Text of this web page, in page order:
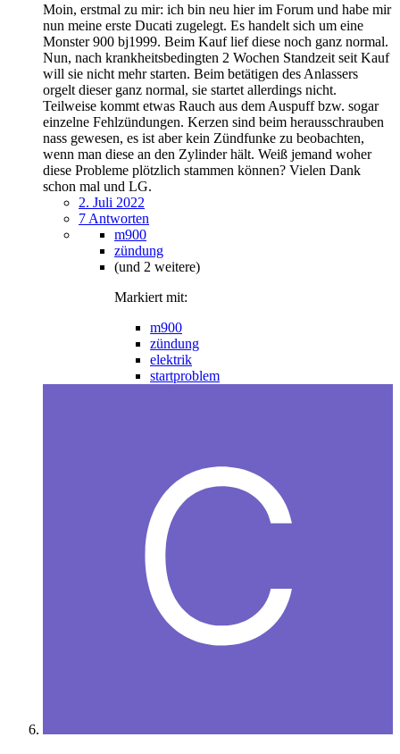
Moin, erstmal zu mir: ich bin neu hier im Forum und habe mir
nun meine erste Ducati zugelegt. Es handelt sich um eine
Monster 900 bj1999. Beim Kauf lief diese noch ganz normal.
Nun, nach krankheitsbedingten 2 Wochen Standzeit seit Kauf
will sie nicht mehr starten. Beim betätigen des Anlassers
orgelt dieser ganz normal, sie startet allerdings nicht.
Teilweise kommt etwas Rauch aus dem Auspuff bzw. sogar
einzelne Fehlzündungen. Kerzen sind beim herausschrauben
nass gewesen, es ist aber kein Zündfunke zu beobachten,
wenn man diese an den Zylinder hält. Weiß jemand woher
diese Probleme plötzlich stammen können? Vielen Dank
schon mal und LG.
2. Juli 2022
7 Antworten
m900
zündung
(und 2 weitere)
Markiert mit:
m900
zündung
elektrik
startproblem